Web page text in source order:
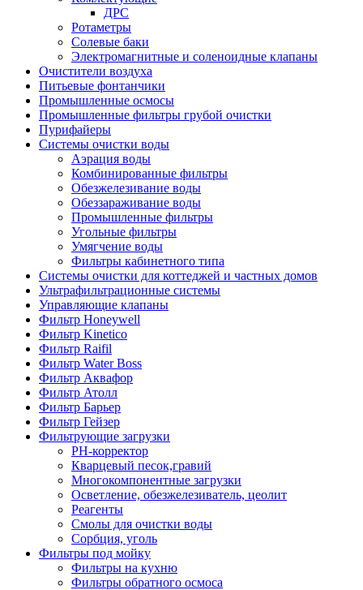
ДРС
Ротаметры
Солевые баки
Электромагнитные и соленоидные клапаны
Очистители воздуха
Питьевые фонтанчики
Промышленные осмосы
Промышленные фильтры грубой очистки
Пурифайеры
Системы очистки воды
Аэрация воды
Комбинированные фильтры
Обезжелезивание воды
Обеззараживание воды
Промышленные фильтры
Угольные фильтры
Умягчение воды
Фильтры кабинетного типа
Системы очистки для коттеджей и частных домов
Ультрафильтрационные системы
Управляющие клапаны
Фильтр Honeywell
Фильтр Kinetico
Фильтр Raifil
Фильтр Water Boss
Фильтр Аквафор
Фильтр Атолл
Фильтр Барьер
Фильтр Гейзер
Фильтрующие загрузки
PH-корректор
Кварцевый песок,гравий
Многокомпонентные загрузки
Осветление, обезжелезиватель, цеолит
Реагенты
Смолы для очистки воды
Сорбция, уголь
Фильтры под мойку
Фильтры на кухню
Фильтры обратного осмоса